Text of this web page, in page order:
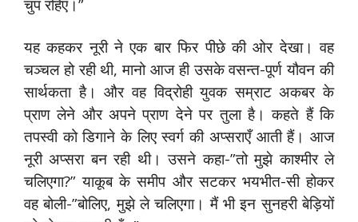
चुप रहिए।”
यह कहकर नूरी ने एक बार फिर पीछे की ओर देखा। वह
चञ्चल हो रही थी, मानो आज ही उसके वसन्त-पूर्ण यौवन की
सार्थकता है। और वह विद्रोही युवक सम्राट अकबर के
प्राण लेने और अपने प्राण देने पर तुला है। कहते हैं कि
तपस्वी को डिगाने के लिए स्वर्ग की अप्सराएँ आती हैं। आज
नूरी अप्सरा बन रही थी। उसने कहा-”तो मुझे काश्मीर ले
चलिएगा?” याकूब के समीप और सटकर भयभीत-सी होकर
वह बोली-”बोलिए, मुझे ले चलिएगा। मैं भी इन सुनहरी बेड़ियों